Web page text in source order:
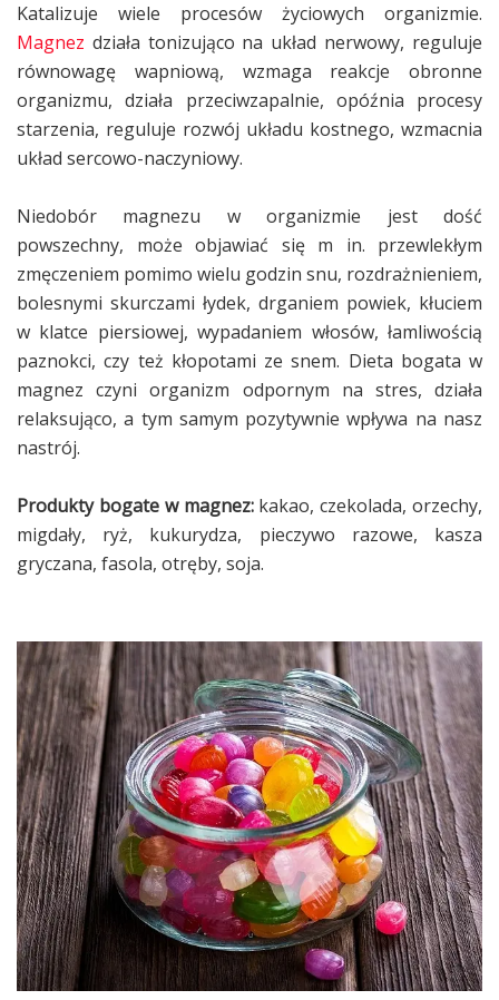
Katalizuje wiele procesów życiowych organizmie.
Magnez działa tonizująco na układ nerwowy, reguluje
równowagę wapniową, wzmaga reakcje obronne
organizmu, działa przeciwzapalnie, opóźnia procesy
starzenia, reguluje rozwój układu kostnego, wzmacnia
układ sercowo-naczyniowy.
Niedobór magnezu w organizmie jest dość
powszechny, może objawiać się m in. przewlekłym
zmęczeniem pomimo wielu godzin snu, rozdrażnieniem,
bolesnymi skurczami łydek, drganiem powiek, kłuciem
w klatce piersiowej, wypadaniem włosów, łamliwością
paznokci, czy też kłopotami ze snem. Dieta bogata w
magnez czyni organizm odpornym na stres, działa
relaksująco, a tym samym pozytywnie wpływa na nasz
nastrój.
Produkty bogate w magnez:kakao, czekolada, orzechy,
migdały, ryż, kukurydza, pieczywo razowe, kasza
gryczana, fasola, otręby, soja.